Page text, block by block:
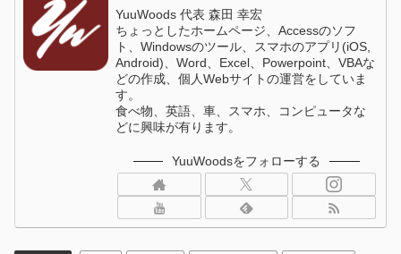
YuuWoods 代表 森田 幸宏
ちょっとしたホームページ、Accessのソフ
ト、Windowsのツール、スマホのアプリ(iOS,
Android)、Word、Excel、Powerpoint、VBAな
どの作成、個人Webサイトの運営をしていま
す。
食べ物、英語、車、スマホ、コンピュータな
どに興味が有ります。
YuuWoodsをフォローする